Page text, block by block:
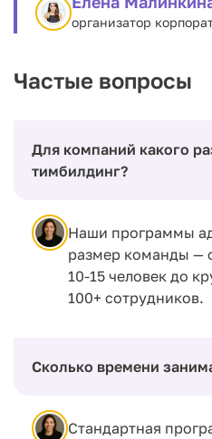
организатор
Частые вопросы
Для компаний какого
тимбилдинг?
Наши программы
размер команды —
10-15 человек до
100+ сотрудников.
Сколько времени
Стандартная